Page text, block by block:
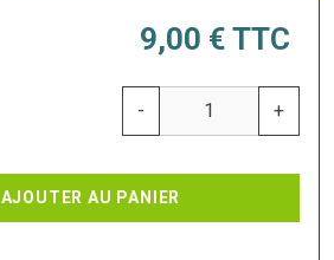
9,00 € TTC
- +
AJOUTER AU PANIER